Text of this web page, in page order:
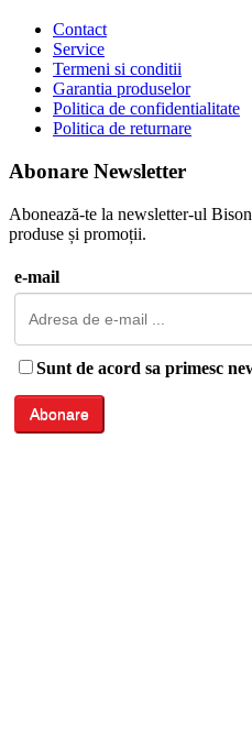
Contact
Service
Termeni si conditii
Garantia produselor
Politica de confidentialitate
Politica de returnare
Abonare Newsletter
Abonează-te la newsletter-ul
produse și promoții.
e-mail
Sunt de acord sa primesc